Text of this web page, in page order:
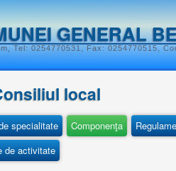
GENERAL
Tel: 0254770531, Fax: 0254770515,
local
specialitate Componenţa
de activitate